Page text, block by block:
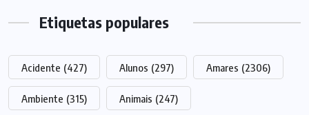
Etiquetas populares
Acidente (427) Alunos (297) Amares (2306)
Ambiente (315) Animais (247)